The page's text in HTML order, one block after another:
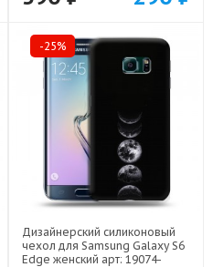
-25%
Дизайнерский силиконовый
чехол для Samsung Galaxy S6
Edge женский арт: 19074-